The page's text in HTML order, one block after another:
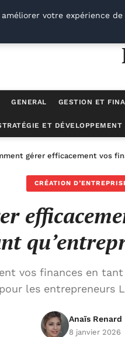
GENERAL GESTION ET
ET DÉVELOPPEMENT
gérer efficacement vos
CRÉATION
vos finances en
les entrepreneurs
Anaïs Renard
8 janvier 2026
votre expérience